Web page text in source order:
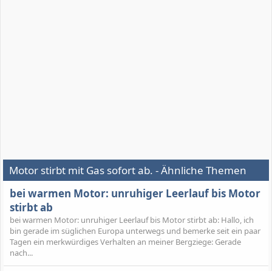
Motor stirbt mit Gas sofort ab. - Ähnliche Themen
bei warmen Motor: unruhiger Leerlauf bis Motor
stirbt ab
bei warmen Motor: unruhiger Leerlauf bis Motor stirbt ab: Hallo, ich
bin gerade im süglichen Europa unterwegs und bemerke seit ein paar
Tagen ein merkwürdiges Verhalten an meiner Bergziege: Gerade
nach...